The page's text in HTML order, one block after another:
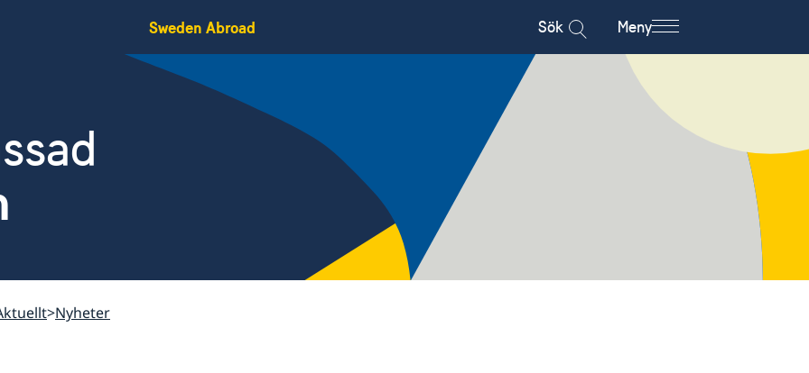
Sweden Abroad Sök Meny
Nyheter